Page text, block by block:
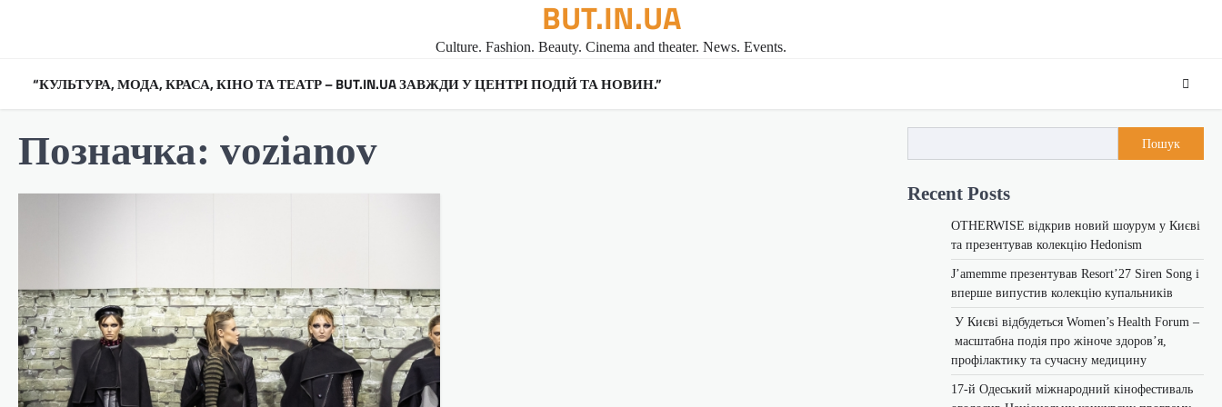
BUT.IN.UA
Culture. Fashion. Beauty. Cinema and theater. News. Events.
“КУЛЬТУРА, МОДА, КРАСА, КІНО ТА ТЕАТР – BUT.IN.UA ЗАВЖДИ У ЦЕНТРІ ПОДІЙ ТА НОВИН.”
Позначка: vozianov Пошук
Recent Posts
OTHERWISE відкрив новий шоурум у Києві
та презентував колекцію Hedonism
J’amemme презентував Resort’27 Siren Song і
вперше випустив колекцію купальників
У Києві відбудеться Women’s Health Forum –
масштабна подія про жіноче здоров’я,
профілактику та сучасну медицину
17-й Одеський міжнародний кінофестиваль